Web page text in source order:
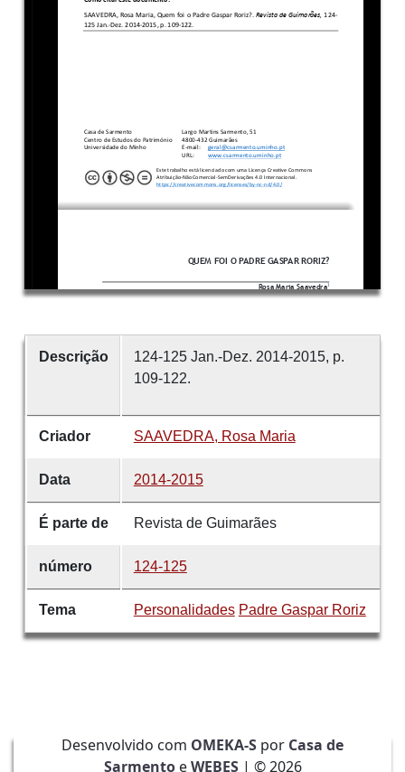
Descrição
124-125 Jan.-Dez. 2014-2015, p.
109-122.
Criador SAAVEDRA, Rosa Maria
Data 2014-2015
É parte de Revista de Guimarães
número 124-125
Tema Personalidades Padre Gaspar Roriz
Desenvolvido com OMEKA-S por Casa de
SarmentoeWEBES| ©2026